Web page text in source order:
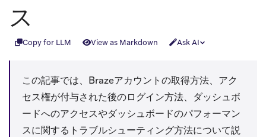
ス
Copy for LLM View as Markdown Ask AI
この記事では、Brazeアカウントの取得方法、アク
セス権が付与された後のログイン方法、ダッシュボ
ードへのアクセスやダッシュボードのパフォーマン
スに関するトラブルシューティング方法について説